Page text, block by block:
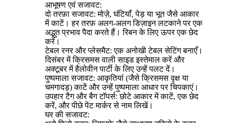
आभूषण एवं सजावट:
दो तरफ़ा सजावट: मोज़े, घंटियाँ, पेड़ या भूत जैसे आकार
में काटें। हर तरफ़ अलग-अलग डिज़ाइन लटकाने पर एक
अद्भुत प्रभाव पैदा करते हैं। रिबन के लिए ऊपर एक छेद
करें।
टेबल रनर और प्लेसमैट: एक अनोखी टेबल सेटिंग बनाएँ।
दिसंबर में क्रिसमस वाली साइड इस्तेमाल करें और
अक्टूबर में हैलोवीन पार्टी के लिए उन्हें पलट दें।
पुष्पमाला सजावट: आकृतियां (जैसे क्रिसमस वृक्ष या
चमगादड़) काटें और उन्हें पुष्पमाला आधार पर चिपकाएं।
उपहार टैग और बैग टॉपर्स: छोटे आकार में काटें, एक छेद
करें, और पीछे पेंट मार्कर से नाम लिखें।
घर की सजावट: